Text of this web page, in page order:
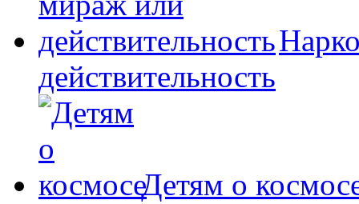
действительность
Детям о